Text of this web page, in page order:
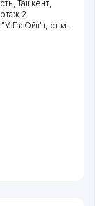
, Ташкент,
этаж 2
ст.м.